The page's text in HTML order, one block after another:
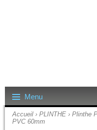
Menu
Accueil › PLINTHE › Plinthe
PVC 60mm